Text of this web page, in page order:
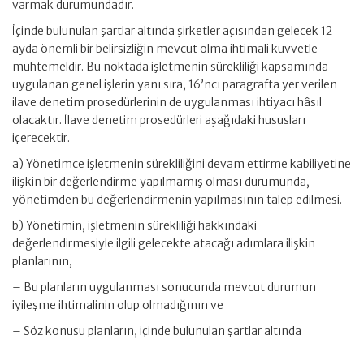
varmak durumundadır.
İçinde bulunulan şartlar altında şirketler açısından gelecek 12
ayda önemli bir belirsizliğin mevcut olma ihtimali kuvvetle
muhtemeldir. Bu noktada işletmenin sürekliliği kapsamında
uygulanan genel işlerin yanı sıra, 16’ncı paragrafta yer verilen
ilave denetim prosedürlerinin de uygulanması ihtiyacı hâsıl
olacaktır. İlave denetim prosedürleri aşağıdaki hususları
içerecektir.
a) Yönetimce işletmenin sürekliliğini devam ettirme kabiliyetine
ilişkin bir değerlendirme yapılmamış olması durumunda,
yönetimden bu değerlendirmenin yapılmasının talep edilmesi.
b) Yönetimin, işletmenin sürekliliği hakkındaki
değerlendirmesiyle ilgili gelecekte atacağı adımlara ilişkin
planlarının,
– Bu planların uygulanması sonucunda mevcut durumun
iyileşme ihtimalinin olup olmadığının ve
– Söz konusu planların, içinde bulunulan şartlar altında